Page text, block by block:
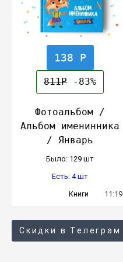
138 Р
811Р-83%
Фотоальбом /
Альбом именинника
/ Январь
Было: 129 шт
Есть: 4 шт
Книги 11:19
Скидки в Телеграм